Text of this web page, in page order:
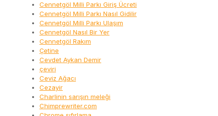
Cennetgöl Milli Parkı Giriş Ücreti
Cennetgöl Milli Parkı Nasıl Gidilir
Cennetgöl Milli Parkı Ulaşım
Cennetgöl Nasıl Bir Yer
Cennetgöl Rakım
Çetine
Cevdet Aykan Demir
çeviri
Ceviz Ağacı
Cezayir
Charlinin sarışın meleği
Chimprewriter.com